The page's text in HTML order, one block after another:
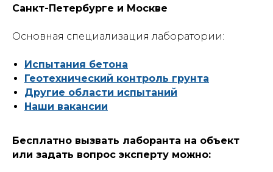
Санкт-Петербурге и Москве
Основная специализация лаборатории:
Испытания бетона
Геотехнический контроль грунта
Другие области испытаний
Наши вакансии
Бесплатно вызвать лаборанта на объект
или задать вопрос эксперту можно: